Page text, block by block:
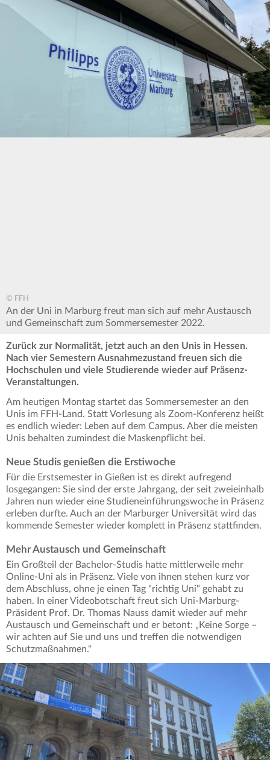
© FFH
An der Uni in Marburg freut man sich auf mehr Austausch
und Gemeinschaft zum Sommersemester 2022.
Zurück zur Normalität, jetzt auch an den Unis in Hessen.
Nach vier Semestern Ausnahmezustand freuen sich die
Hochschulen und viele Studierende wieder auf Präsenz-
Veranstaltungen.
Am heutigen Montag startet das Sommersemester an den
Unis im FFH-Land. Statt Vorlesung als Zoom-Konferenz heißt
es endlich wieder: Leben auf dem Campus. Aber die meisten
Unis behalten zumindest die Maskenpflicht bei.
Neue Studis genießen die Erstiwoche
Für die Erstsemester in Gießen ist es direkt aufregend
losgegangen: Sie sind der erste Jahrgang, der seit zweieinhalb
Jahren nun wieder eine Studieneinführungswoche in Präsenz
erleben durfte. Auch an der Marburger Universität wird das
kommende Semester wieder komplett in Präsenz stattfinden.
Mehr Austausch und Gemeinschaft
Ein Großteil der Bachelor-Studis hatte mittlerweile mehr
Online-Uni als in Präsenz. Viele von ihnen stehen kurz vor
dem Abschluss, ohne je einen Tag "richtig Uni" gehabt zu
haben. In einer Videobotschaft freut sich Uni-Marburg-
Präsident Prof. Dr. Thomas Nauss damit wieder auf mehr
Austausch und Gemeinschaft und er betont: „Keine Sorge –
wir achten auf Sie und uns und treffen die notwendigen
Schutzmaßnahmen."